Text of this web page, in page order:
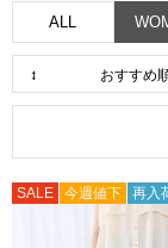
ALL
SALE 今週値下 再入